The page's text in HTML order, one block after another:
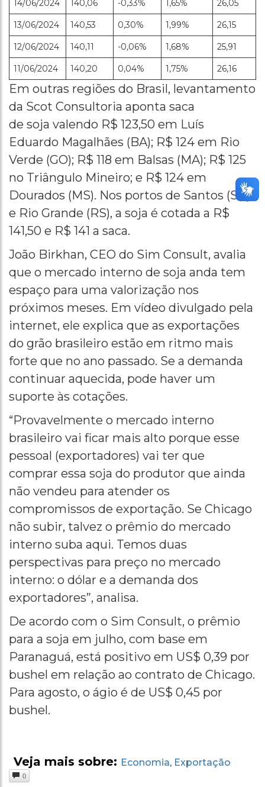
14/06/2024 140,06 -0,33% 1,65% 26,05
13/06/2024 140,53 0,30% 1,99% 26,15
12/06/2024 140,11 -0,06% 1,68% 25,91
11/06/2024 140,20 0,04% 1,75% 26,16
Em outras regiões do Brasil, levantamento
da Scot Consultoria aponta saca
de soja valendo R$ 123,50 em Luís
Eduardo Magalhães (BA); R$ 124 em Rio
Verde (GO); R$ 118 em Balsas (MA); R$ 125
no Triângulo Mineiro; e R$ 124 em
Dourados (MS). Nos portos de Santos (SP)
e Rio Grande (RS), a soja é cotada a R$
141,50 e R$ 141 a saca.
João Birkhan, CEO do Sim Consult, avalia
que o mercado interno de soja anda tem
espaço para uma valorização nos
próximos meses. Em vídeo divulgado pela
internet, ele explica que as exportações
do grão brasileiro estão em ritmo mais
forte que no ano passado. Se a demanda
continuar aquecida, pode haver um
suporte às cotações.
“Provavelmente o mercado interno
brasileiro vai ficar mais alto porque esse
pessoal (exportadores) vai ter que
comprar essa soja do produtor que ainda
não vendeu para atender os
compromissos de exportação. Se Chicago
não subir, talvez o prêmio do mercado
interno suba aqui. Temos duas
perspectivas para preço no mercado
interno: o dólar e a demanda dos
exportadores”, analisa.
De acordo com o Sim Consult, o prêmio
para a soja em julho, com base em
Paranaguá, está positivo em US$ 0,39 por
bushel em relação ao contrato de Chicago.
Para agosto, o ágio é de US$ 0,45 por
bushel.
Veja mais sobre: Economia, Exportação
0